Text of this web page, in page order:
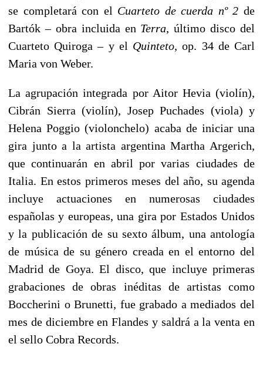
se completará con el Cuarteto de cuerda nº 2de
Bartók – obra incluida en Terra, último disco del
Cuarteto Quiroga – y el Quinteto, op. 34 de Carl
Maria von Weber.
La agrupación integrada por Aitor Hevia (violín),
Cibrán Sierra (violín), Josep Puchades (viola) y
Helena Poggio (violonchelo) acaba de iniciar una
gira junto a la artista argentina Martha Argerich,
que continuarán en abril por varias ciudades de
Italia. En estos primeros meses del año, su agenda
incluye actuaciones en numerosas ciudades
españolas y europeas, una gira por Estados Unidos
y la publicación de su sexto álbum, una antología
de música de su género creada en el entorno del
Madrid de Goya. El disco, que incluye primeras
grabaciones de obras inéditas de artistas como
Boccherini o Brunetti, fue grabado a mediados del
mes de diciembre en Flandes y saldrá a la venta en
el sello Cobra Records.